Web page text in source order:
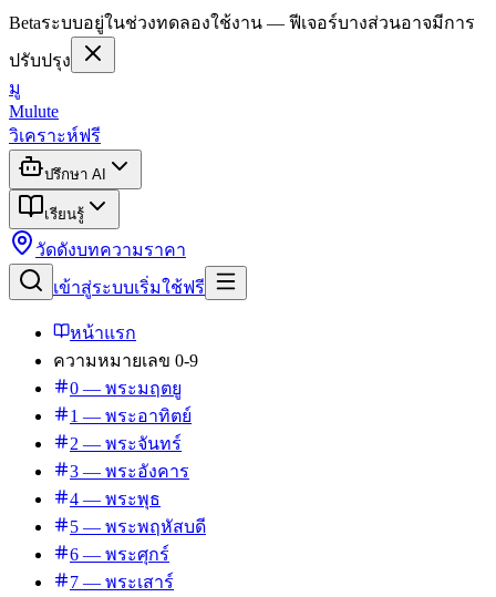
Betaระบบอยู่ในช่วงทดลองใช้งาน — ฟีเจอร์บางส่วนอาจมีการ
ปรับปรุง
มู
Mulute
วิเคราะห์ฟรี
ปรึกษา AI
เรียนรู้
วัดดังบทความราคา
เข้าสู่ระบบเริ่มใช้ฟรี
หน้าแรก
ความหมายเลข 0-9
0 — พระมฤตยู
1 — พระอาทิตย์
2 — พระจันทร์
3 — พระอังคาร
4 — พระพุธ
5 — พระพฤหัสบดี
6 — พระศุกร์
7 — พระเสาร์